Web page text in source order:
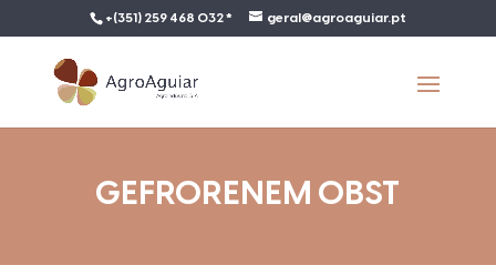
+(351) 259 468 032 * geral@agroaguiar.pt
GEFRORENEM OBST